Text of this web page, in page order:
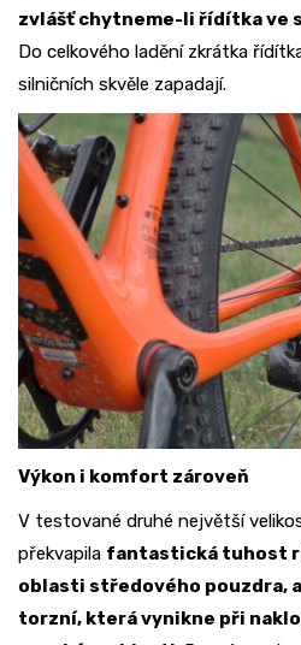
zvlášť chytneme-li řídítka ve
Do celkového ladění zkrátka
silničních skvěle zapadají.
Výkon i komfort zároveň
V testované druhé největší
překvapila fantastická tuhost
oblasti středového pouzdra,
torzní, která vynikne při